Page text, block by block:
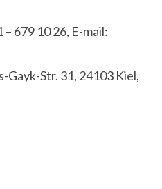
679 10 26, E-mail:
Gayk-Str. 31, 24103 Kiel,